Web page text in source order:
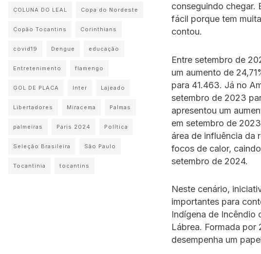
conseguindo chegar.
fácil porque tem
contou.
Entre setembro de
um aumento de
para 41.463. Já no
setembro de 2023
apresentou um
em setembro de
área de influência da
focos de calor,
setembro de 2024.
Neste cenário,
importantes para
Indígena de Incêndio
Lábrea. Formada por
desempenha um
COLUNA DO LEAL Copa do Nordeste
Copão Tocantins Corinthians
covid19 Dengue educação
Entretenimento flamengo
GOL DE PLACA Inter Lajeado
Libertadores Miracema Palmas
palmeiras Paris 2024 Política
Seleção Brasileira São Paulo
Tocantinia tocantins